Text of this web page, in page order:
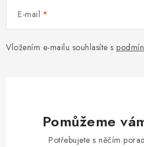
E-mail
Vložením e-mailu souhlasíte s
Pomůžeme
Potřebujete s něčím